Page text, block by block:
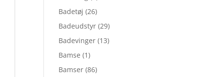
Badetøj (26)
Badeudstyr (29)
Badevinger (13)
Bamse (1)
Bamser (86)